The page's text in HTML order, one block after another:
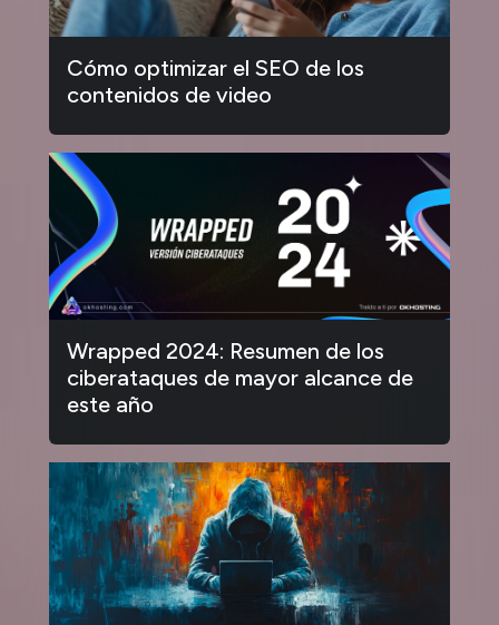
Cómo optimizar el SEO de los
contenidos de video
Wrapped 2024: Resumen de los
ciberataques de mayor alcance de
este año